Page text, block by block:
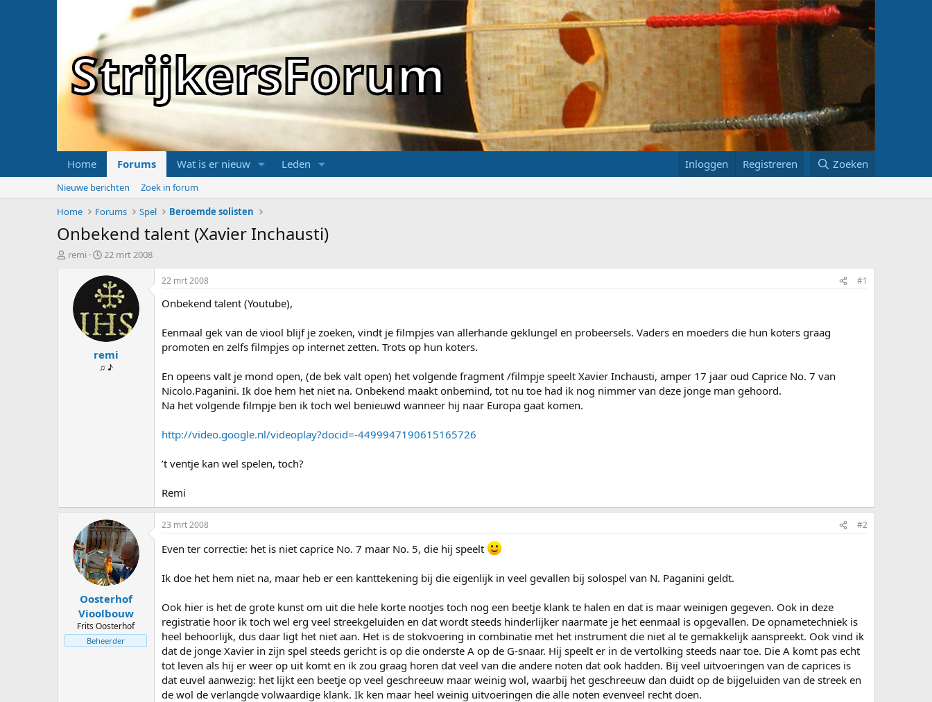
StrijkersForum
Home Forums Wat is er nieuw Leden Inloggen Registreren Zoeken
Nieuwe berichten
Zoek in forum
Home
Forums Spel Beroemde solisten
Onbekend talent (Xavier Inchausti)
T
remi
S
a
r
t
d
a
t
u
m
22 mrt 2008
remi
♫ ♪
22 mrt 2008 #1
Onbekend talent (Youtube),
Eenmaal gek van de viool blijf je zoeken, vindt je filmpjes van allerhande geklungel en probeersels. Vaders en moeders die hun koters graag
promoten en zelfs filmpjes op internet zetten. Trots op hun koters.
En opeens valt je mond open, (de bek valt open) het volgende fragment /filmpje speelt Xavier Inchausti, amper 17 jaar oud Caprice No. 7 van
Nicolo.Paganini. Ik doe hem het niet na. Onbekend maakt onbemind, tot nu toe had ik nog nimmer van deze jonge man gehoord.
Na het volgende filmpje ben ik toch wel benieuwd wanneer hij naar Europa gaat komen.
http://video.google.nl/videoplay?docid=-4499947190615165726
’t ventje kan wel spelen, toch?
Remi
Oosterhof
Vioolbouw
Frits Oosterhof
Beheerder
23 mrt 2008 #2
Even ter correctie: het is niet caprice No. 7 maar No. 5, die hij speelt
Ik doe het hem niet na, maar heb er een kanttekening bij die eigenlijk in veel gevallen bij solospel van N. Paganini geldt.
Ook hier is het de grote kunst om uit die hele korte nootjes toch nog een beetje klank te halen en dat is maar weinigen gegeven. Ook in deze
registratie hoor ik toch wel erg veel streekgeluiden en dat wordt steeds hinderlijker naarmate je het eenmaal is opgevallen. De opnametechniek is
heel behoorlijk, dus daar ligt het niet aan. Het is de stokvoering in combinatie met het instrument die niet al te gemakkelijk aanspreekt. Ook vind ik
dat de jonge Xavier in zijn spel steeds gericht is op die onderste A op de G-snaar. Hij speelt er in de vertolking steeds naar toe. Die A komt pas echt
tot leven als hij er weer op uit komt en ik zou graag horen dat veel van die andere noten dat ook hadden. Bij veel uitvoeringen van de caprices is
dat euvel aanwezig: het lijkt een beetje op veel geschreeuw maar weinig wol, waarbij het geschreeuw dan duidt op de bijgeluiden van de streek en
de wol de verlangde volwaardige klank. Ik ken maar heel weinig uitvoeringen die alle noten evenveel recht doen.